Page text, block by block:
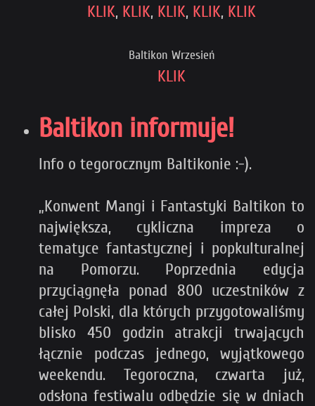
KLIK, KLIK, KLIK, KLIK, KLIK
Baltikon Wrzesień
KLIK
Baltikon informuje!
Info o tegorocznym Baltikonie :-).
„Konwent Mangi i Fantastyki Baltikon to
największa, cykliczna impreza o
tematyce fantastycznej i popkulturalnej
na Pomorzu. Poprzednia edycja
przyciągnęła ponad 800 uczestników z
całej Polski, dla których przygotowaliśmy
blisko 450 godzin atrakcji trwających
łącznie podczas jednego, wyjątkowego
weekendu. Tegoroczna, czwarta już,
odsłona festiwalu odbędzie się w dniach